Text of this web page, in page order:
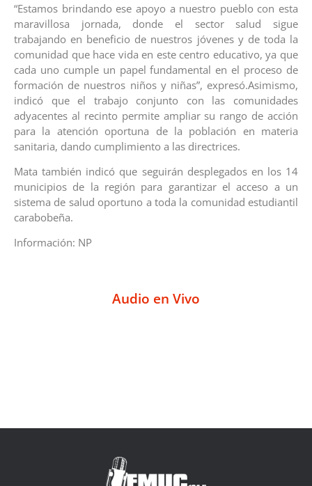
“Estamos brindando ese apoyo a nuestro pueblo con esta
maravillosa jornada, donde el sector salud sigue
trabajando en beneficio de nuestros jóvenes y de toda la
comunidad que hace vida en este centro educativo, ya que
cada uno cumple un papel fundamental en el proceso de
formación de nuestros niños y niñas”, expresó.Asimismo,
indicó que el trabajo conjunto con las comunidades
adyacentes al recinto permite ampliar su rango de acción
para la atención oportuna de la población en materia
sanitaria, dando cumplimiento a las directrices.
Mata también indicó que seguirán desplegados en los 14
municipios de la región para garantizar el acceso a un
sistema de salud oportuno a toda la comunidad estudiantil
carabobeña.
Información: NP
Audio en Vivo